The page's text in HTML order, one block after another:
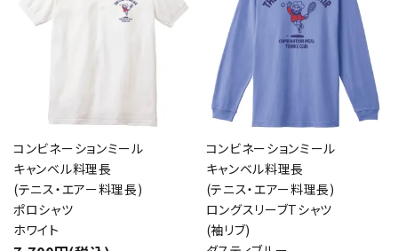
コンビネーションミール
キャンベル料理長
(テニス・エアー料理長)
ポロシャツ
ホワイト
コンビネーションミール
キャンベル料理長
(テニス・エアー料理長)
ロングスリーブTシャツ
(袖リブ)